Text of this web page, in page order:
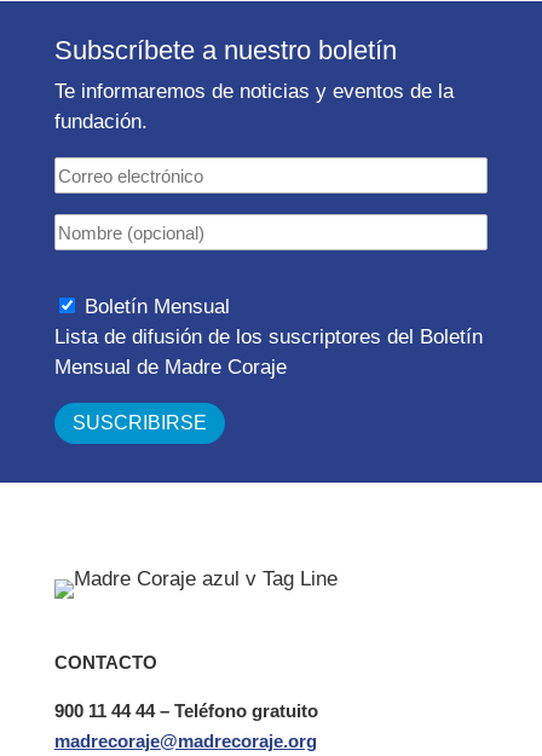
Subscríbete a nuestro boletín
Te informaremos de noticias y eventos de la
fundación.
Boletín Mensual
Lista de difusión de los suscriptores del Boletín
Mensual de Madre Coraje
CONTACTO
900 11 44 44 – Teléfono gratuito
madrecoraje@madrecoraje.org